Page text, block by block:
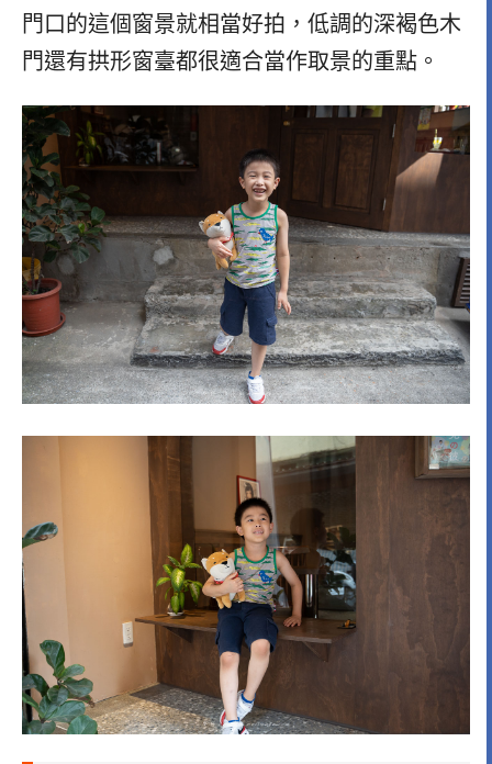
門口的這個窗景就相當好拍，低調的深褐色木
門還有拱形窗臺都很適合當作取景的重點。